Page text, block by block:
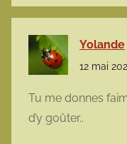
Yolande
12 mai
Tu me donnes
d’y goûter..